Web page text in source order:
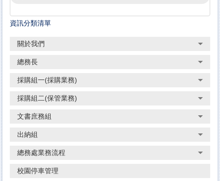
資訊分類清單
關於我們
總務長
採購組一(採購業務)
採購組二(保管業務)
文書庶務組
出納組
總務處業務流程
校園停車管理